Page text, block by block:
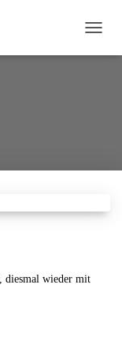
diesmal wieder mit